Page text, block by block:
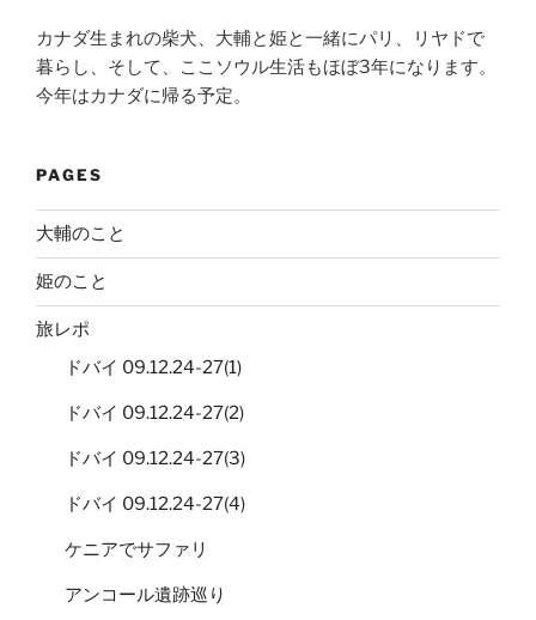
カナダ生まれの柴犬、大輔と姫と一緒にパリ、リヤドで
暮らし、そして、ここソウル生活もほぼ3年になります。
今年はカナダに帰る予定。
PAGES
大輔のこと
姫のこと
旅レポ
ドバイ 09.12.24-27(1)
ドバイ 09.12.24-27(2)
ドバイ 09.12.24-27(3)
ドバイ 09.12.24-27(4)
ケニアでサファリ
アンコール遺跡巡り